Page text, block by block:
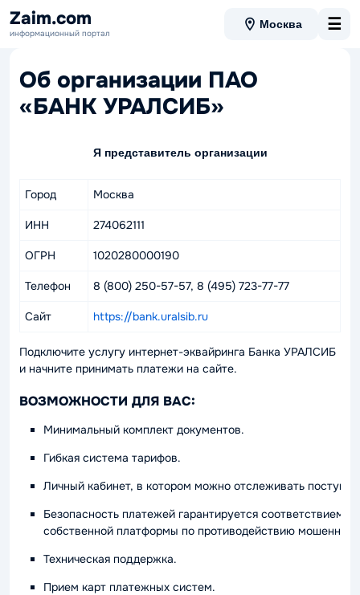
Zaim.com
информационный портал
Москва ☰
Об организации ПАО
«БАНК УРАЛСИБ»
Я представитель организации
Город Москва
ИНН 274062111
ОГРН 1020280000190
Телефон 8 (800) 250-57-57, 8 (495) 723-77-77
Сайт https://bank.uralsib.ru
Подключите услугу интернет-эквайринга Банка УРАЛСИБ
и начните принимать платежи на сайте.
ВОЗМОЖНОСТИ ДЛЯ ВАС:
Минимальный комплект документов.
Гибкая система тарифов.
Личный кабинет, в котором можно отслеживать
Безопасность платежей гарантируется соответствием
собственной платформы по противодействию
Техническая поддержка.
Прием карт платежных систем.